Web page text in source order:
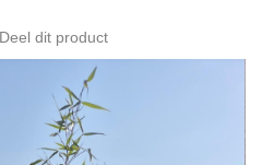
Deel dit product